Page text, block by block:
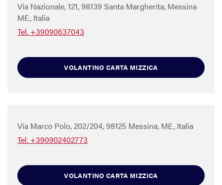
Via Nazionale, 121, 98139 Santa Margherita, Messina
ME, Italia
Tel. +39090637043
VOLANTINO CARTA MIZZICA
Via Marco Polo, 202/204, 98125 Messina, ME, Italia
Tel. +390902402773
VOLANTINO CARTA MIZZICA